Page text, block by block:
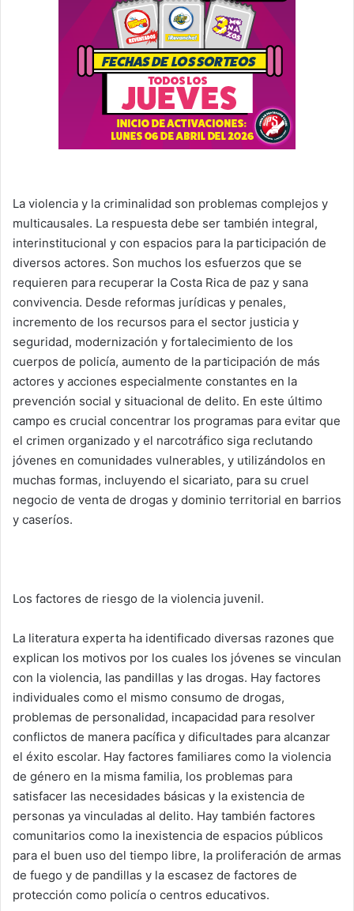
La violencia y la criminalidad son problemas complejos y
multicausales. La respuesta debe ser también integral,
interinstitucional y con espacios para la participación de
diversos actores. Son muchos los esfuerzos que se
requieren para recuperar la Costa Rica de paz y sana
convivencia. Desde reformas jurídicas y penales,
incremento de los recursos para el sector justicia y
seguridad, modernización y fortalecimiento de los
cuerpos de policía, aumento de la participación de más
actores y acciones especialmente constantes en la
prevención social y situacional de delito. En este último
campo es crucial concentrar los programas para evitar que
el crimen organizado y el narcotráfico siga reclutando
jóvenes en comunidades vulnerables, y utilizándolos en
muchas formas, incluyendo el sicariato, para su cruel
negocio de venta de drogas y dominio territorial en barrios
y caseríos.
Los factores de riesgo de la violencia juvenil.
La literatura experta ha identificado diversas razones que
explican los motivos por los cuales los jóvenes se vinculan
con la violencia, las pandillas y las drogas. Hay factores
individuales como el mismo consumo de drogas,
problemas de personalidad, incapacidad para resolver
conflictos de manera pacífica y dificultades para alcanzar
el éxito escolar. Hay factores familiares como la violencia
de género en la misma familia, los problemas para
satisfacer las necesidades básicas y la existencia de
personas ya vinculadas al delito. Hay también factores
comunitarios como la inexistencia de espacios públicos
para el buen uso del tiempo libre, la proliferación de armas
de fuego y de pandillas y la escasez de factores de
protección como policía o centros educativos.